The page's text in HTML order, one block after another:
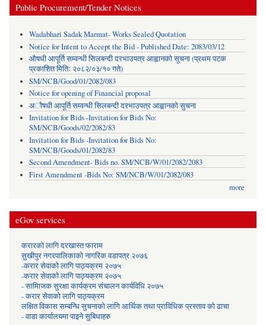
Public Procurement/Tender Notices
Wadabhari Sadak Marmat- Works Sealed Quotation
Notice for Intent to Accept the Bid - Published Date: 2083/03/12
औषधी आपूर्ति सम्वन्धी सिलबन्दी दरभाउपत्र आह्वानको सूचना (प्रथम पटक
प्रकाशित मितिः २०८२/०३/१० गते)
SM/NCB/Good/01/2082/083
Notice for opening of Financial proposal
अौषधी आपूर्ति सम्वन्धी सिलबन्दी दरभाउपत्र आह्वानको सुचना
Invitation for Bids -Invitation for Bids No:
SM/NCB/Goods/02/2082/83
Invitation for Bids -Invitation for Bids No:
SM/NCB/Goods/01/2082/83
Second Amendment- Bids no. SM/NCB/W/01/2082/2083
First Amendment -Bids No: SM/NCB/W/01/2082/083
more
eGov services
करारको लागि दरखास्त फाराम
सुखीपुर नगरपालिकाको नागरिक वडापत्र २०७६
-करार सेवाकाे लागि पाठ्यक्रम २०७५
-करार सेवाकाे लागि पाठ्यक्रम २०७५
- सामािजक सुरक्षा कार्यक्रम संचालन कार्यविधि २०७५
- करार सेवाको लागि पाठ्यक्रम
लक्षित विकास सम्बन्धि सुचनाको लागि आर्थिक तथा प्राविधिक प्रस्ताव को ढाचा
- वाडा कार्यालयमा पाइने सुबिधाहरु